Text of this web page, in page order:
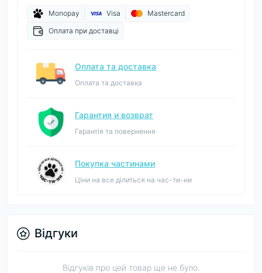
Monopay Visa
Mastercard
Оплата при доставці
Оплата та доставка
Оплата та доставка
Гарантия и возврат
Гарантія та повернення
Покупка частинами
Ціни на все ділиться на час-ти-ни
Відгуки
Відгуків про цей товар ще не було.